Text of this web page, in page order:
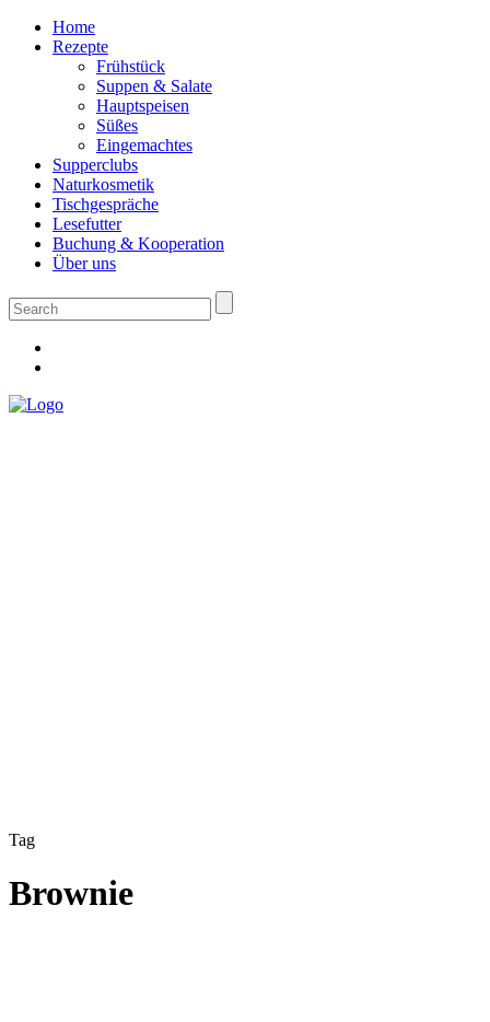
Home
Rezepte
Frühstück
Suppen & Salate
Hauptspeisen
Süßes
Eingemachtes
Supperclubs
Naturkosmetik
Tischgespräche
Lesefutter
Buchung & Kooperation
Über uns
Tag
Brownie